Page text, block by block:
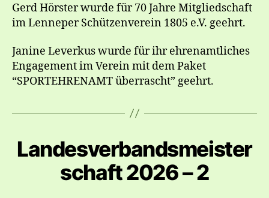
Gerd Hörster wurde für 70 Jahre Mitgliedschaft
im Lenneper Schützenverein 1805 e.V. geehrt.
Janine Leverkus wurde für ihr ehrenamtliches
Engagement im Verein mit dem Paket
“SPORTEHRENAMT überrascht” geehrt.
Landesverbandsmeister
schaft 2026 – 2